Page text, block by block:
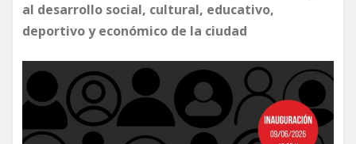
al desarrollo social, cultural, educativo,
deportivo y económico de la ciudad